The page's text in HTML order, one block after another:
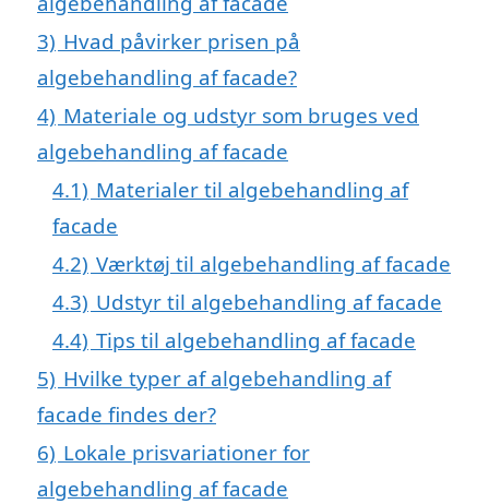
3) Hvad påvirker prisen på
algebehandling af facade?
4) Materiale og udstyr som bruges ved
algebehandling af facade
4.1) Materialer til algebehandling af
facade
4.2) Værktøj til algebehandling af facade
4.3) Udstyr til algebehandling af facade
4.4) Tips til algebehandling af facade
5) Hvilke typer af algebehandling af
facade findes der?
6) Lokale prisvariationer for
algebehandling af facade